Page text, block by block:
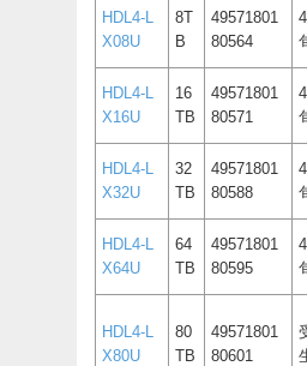
HDL4-L
X08U
8T
B
49571801
80564
HDL4-L
X16U
16
TB
49571801
80571
HDL4-L
X32U
32
TB
49571801
80588
HDL4-L
X64U
64
TB
49571801
80595
HDL4-L
X80U
80
TB
49571801
80601